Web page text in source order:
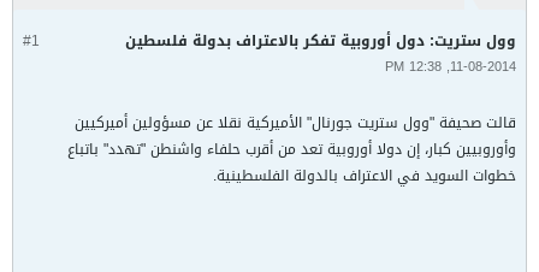
#1 وول ستريت: دول أوروبية تفكر بالاعتراف بدولة فلسطين
11-08-2014, 12:38 PM
قالت صحيفة "وول ستريت جورنال" الأميركية نقلا عن مسؤولين أميركيين
وأوروبيين كبار، إن دولا أوروبية تعد من أقرب حلفاء واشنطن "تهدد" باتباع
خطوات السويد في الاعتراف بالدولة الفلسطينية.